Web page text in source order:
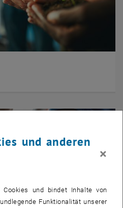
und anderen
×
Cookies und bindet Inhalte von
Funktionalität unserer